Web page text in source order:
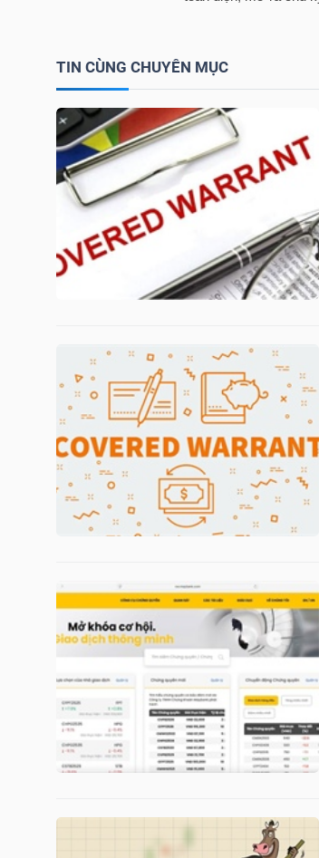
TIN CÙNG CHUYÊN MỤC
DOANH
NGHIỆP
PHIẾU
PHÁI
TRÁI
PHIẾU
CÔNG